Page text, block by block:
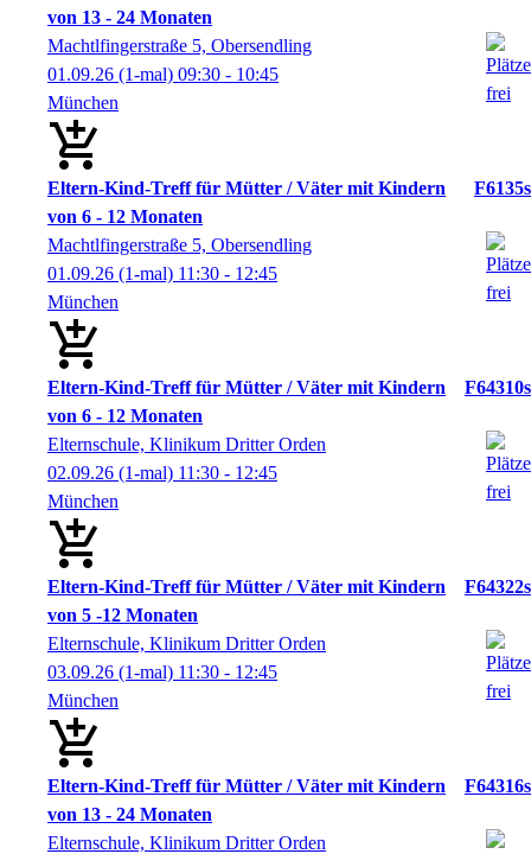
von 13 - 24 Monaten
Machtlfingerstraße 5, Obersendling
01.09.26 (1-mal) 09:30 - 10:45
München
Eltern-Kind-Treff für Mütter / Väter mit Kindern
von 6 - 12 Monaten
F6135s
Machtlfingerstraße 5, Obersendling
01.09.26 (1-mal) 11:30 - 12:45
München
Eltern-Kind-Treff für Mütter / Väter mit Kindern
von 6 - 12 Monaten
F64310s
Elternschule, Klinikum Dritter Orden
02.09.26 (1-mal) 11:30 - 12:45
München
Eltern-Kind-Treff für Mütter / Väter mit Kindern
von 5 -12 Monaten
F64322s
Elternschule, Klinikum Dritter Orden
03.09.26 (1-mal) 11:30 - 12:45
München
Eltern-Kind-Treff für Mütter / Väter mit Kindern
von 13 - 24 Monaten
F64316s
Elternschule, Klinikum Dritter Orden